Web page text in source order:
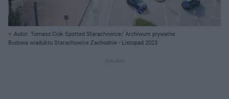
Autor: Tomasz Ciok Spotted Starachowice/ Archiwum prywatne
Budowa wiaduktu Starachowice Zachodnie - Listopad 2023